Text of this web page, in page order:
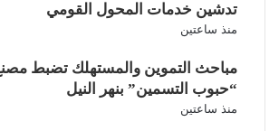
تدشين خدمات المحول القومي
منذ ساعتين
مباحث التموين والمستهلك تضبط
“حبوب التسمين” بنهر النيل
منذ ساعتين